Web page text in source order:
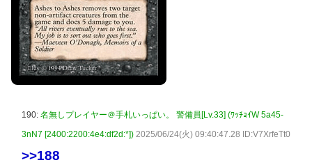
190: 名無しプレイヤー＠手札いっぱい。 警備員[Lv.33] (ﾜｯﾁｮｲW 5a45-
3nN7 [2400:2200:4e4:df2d:*]) 2025/06/24(火) 09:40:47.28 ID:V7XrfeTt0
>>188